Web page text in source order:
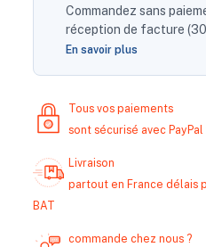
Commandez sans
réception de facture
En savoir plus
Tous vos paiements
sont sécurisé avec
Livraison
partout en France délais
BAT
commande chez nous ?